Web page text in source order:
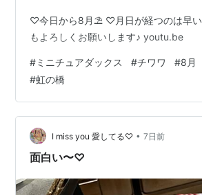
♡今日から8月⛱️ ♡月日が経つのは早
もよろしくお願いします♪ youtu.be
#ミニチュアダックス #チワワ #8月
#虹の橋
I miss you 愛してる♡ • 7日前
面白い〜♡